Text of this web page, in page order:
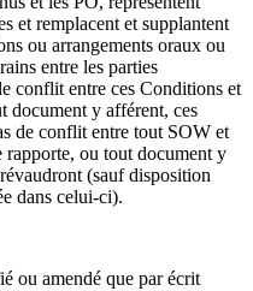
et remplacent et supplantent
ou arrangements oraux ou
entre les parties
conflit entre ces Conditions et
document y afférent, ces
de conflit entre tout SOW et
ou tout document y
(sauf disposition
dans celui-ci).
ou amendé que par écrit